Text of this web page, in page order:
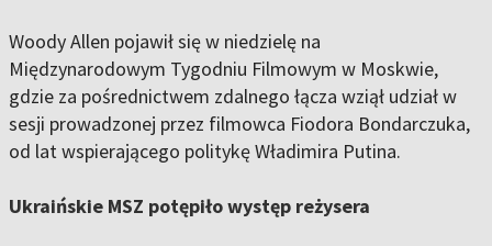
Woody Allen pojawił się w niedzielę na
Międzynarodowym Tygodniu Filmowym w Moskwie,
gdzie za pośrednictwem zdalnego łącza wziął udział w
sesji prowadzonej przez filmowca Fiodora Bondarczuka,
od lat wspierającego politykę Władimira Putina.
Ukraińskie MSZ potępiło występ reżysera